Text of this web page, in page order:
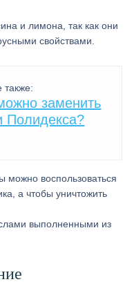
и лимона, так как они
свойствами.
также:
заменить
Полидекса?
воспользоваться
а чтобы уничтожить
выполненными из